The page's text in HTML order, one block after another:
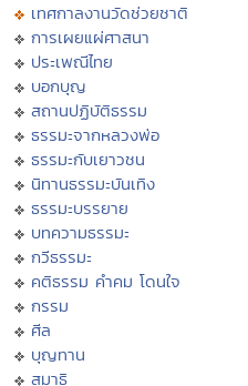
เทศกาลงานวัดช่วยชาติ
การเผยแผ่ศาสนา
ประเพณีไทย
บอกบุญ
สถานปฏิบัติธรรม
ธรรมะจากหลวงพ่อ
ธรรมะกับเยาวชน
นิทานธรรมะบันเทิง
ธรรมะบรรยาย
บทความธรรมะ
กวีธรรมะ
คติธรรม คำคม โดนใจ
กรรม
ศีล
บุญทาน
สมาธิ